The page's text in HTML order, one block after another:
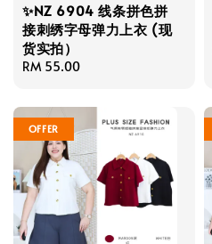
✨NZ 6904 线条拼色拼
接刺绣字母弹力上衣 (现
货实拍）
Regular
RM 55.00
OFFER